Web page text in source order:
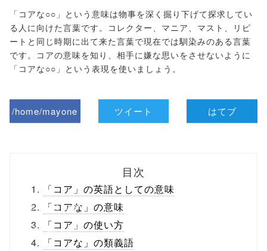
「コアな○○」という意味は物事を深く掘り下げて探求してい
る人に向けた言葉です。コレクター、マニア、マスト、リピ
ートと同じ時期に出て来た言葉で現在では馴染みのある言葉
です。コアの意味を知り、相手に嫌な思いをさせないように
「コアな○○」という表現を使いましょう。
/home/mayone
ml/wp-
content/themes
/tapbiz_theme/
ツイート はてブ
目次
「コア」の英語としての意味
「コアな」の意味
「コア」の使い方
「コアな」の類義語